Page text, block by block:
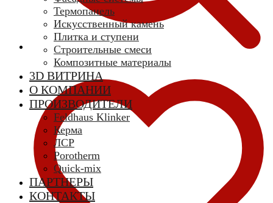
Термопанель
Искусственный камень
Плитка и ступени
Строительные смеси
Композитные материалы
3D ВИТРИНА
О КОМПАНИИ
ПРОИЗВОДИТЕЛИ
Feldhaus Klinker
Керма
ЛСР
Porotherm
Quick-mix
ПАРТНЕРЫ
КОНТАКТЫ